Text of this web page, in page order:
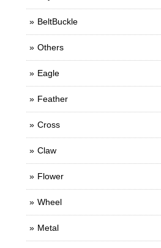
BeltBuckle
Others
Eagle
Feather
Cross
Claw
Flower
Wheel
Metal